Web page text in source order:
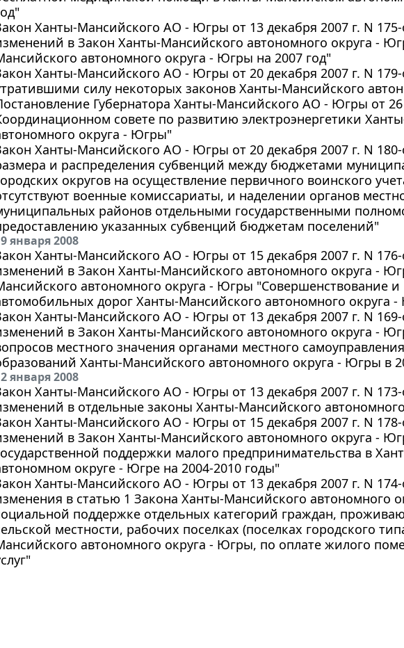
Ханты-Мансийского АО - Югры от 13 декабря 2007 г. N
в Закон Ханты-Мансийского автономного округа -
автономного округа - Югры на 2007 год"
Ханты-Мансийского АО - Югры от 20 декабря 2007 г. N
силу некоторых законов Ханты-Мансийского
Губернатора Ханты-Мансийского АО - Югры от 26
совете по развитию электроэнергетики
округа - Югры"
Ханты-Мансийского АО - Югры от 20 декабря 2007 г. N
и распределения субвенций между бюджетами
округов на осуществление первичного воинского
военные комиссариаты, и наделении органов
районов отдельными государственными
указанных субвенций бюджетам поселений"
января 2008
Ханты-Мансийского АО - Югры от 15 декабря 2007 г. N
в Закон Ханты-Мансийского автономного округа -
автономного округа - Югры "Совершенствование и
дорог Ханты-Мансийского автономного округа
Ханты-Мансийского АО - Югры от 13 декабря 2007 г. N
в Закон Ханты-Мансийского автономного округа -
местного значения органами местного
Ханты-Мансийского автономного округа - Югры в
января 2008
Ханты-Мансийского АО - Югры от 13 декабря 2007 г. N
в отдельные законы Ханты-Мансийского
Ханты-Мансийского АО - Югры от 15 декабря 2007 г. N
в Закон Ханты-Мансийского автономного округа -
поддержки малого предпринимательства в
округе - Югре на 2004-2010 годы"
Ханты-Мансийского АО - Югры от 13 декабря 2007 г. N
в статью 1 Закона Ханты-Мансийского автономного
поддержке отдельных категорий граждан,
местности, рабочих поселках (поселках городского
автономного округа - Югры, по оплате жилого